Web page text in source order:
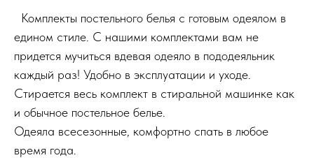
Комплекты постельного белья с готовым одеялом в
едином стиле. С нашими комплектами вам не
придется мучиться вдевая одеяло в пододеяльник
каждый раз! Удобно в эксплуатации и уходе.
Стирается весь комплект в стиральной машинке как
и обычное постельное белье.
Одеяла всесезонные, комфортно спать в любое
время года.